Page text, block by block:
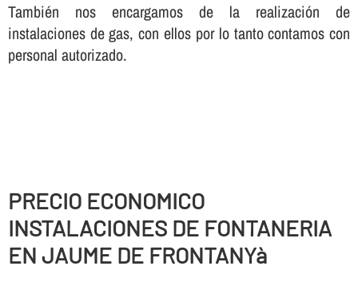
También nos encargamos de la realización de
instalaciones de gas, con ellos por lo tanto contamos con
personal autorizado.
PRECIO ECONOMICO
INSTALACIONES DE FONTANERIA
EN JAUME DE FRONTANYà